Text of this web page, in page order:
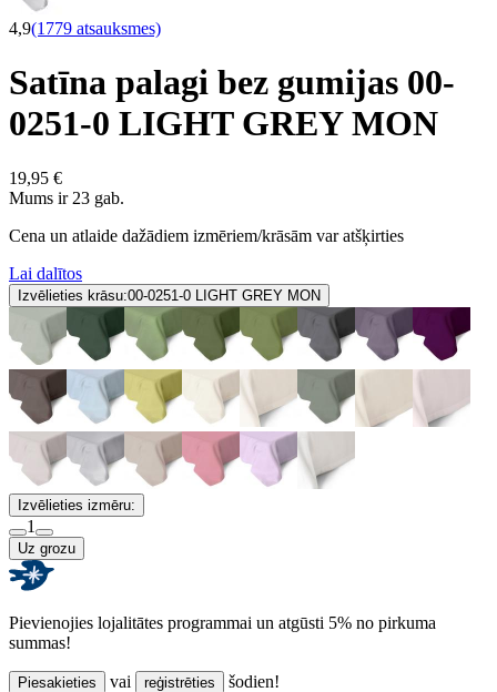
4,9(1779 atsauksmes)
Satīna palagi bez gumijas 00-
0251-0 LIGHT GREY MON
19,95 €
Mums ir 23 gab.
Cena un atlaide dažādiem izmēriem/krāsām var atšķirties
Lai dalītos
Izvēlieties krāsu:00-0251-0 LIGHT GREY MON
Izvēlieties izmēru:
1
Uz grozu
Pievienojies lojalitātes programmai un atgūsti 5% no pirkuma
summas!
Piesakieties vai reģistrēties šodien!